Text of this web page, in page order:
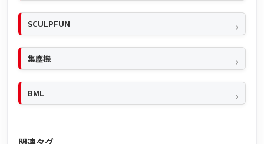
SCULPFUN
集塵機
BML